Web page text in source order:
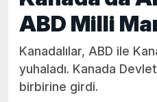
ABD Milli
Kanadalılar, ABD ile
yuhaladı. Kanada
birbirine girdi.